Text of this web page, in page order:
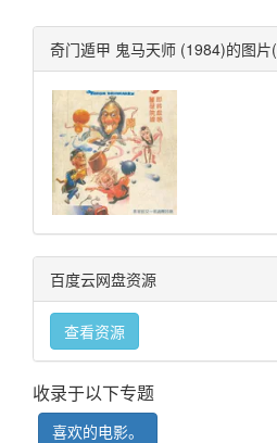
奇门遁甲 鬼马天师 (1984)的图片(
百度云网盘资源
查看资源
收录于以下专题
喜欢的电影。